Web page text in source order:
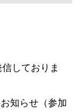
しておりま
知らせ（参加